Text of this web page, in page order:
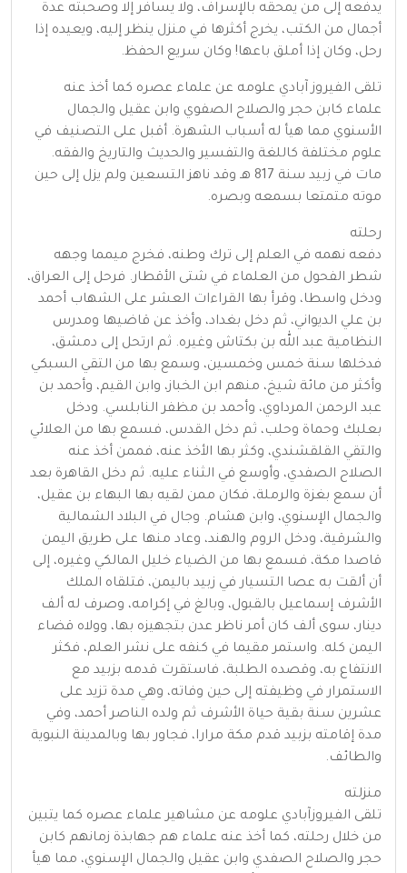
يدفعه إلى من يمحقه بالإسراف، ولا يسافر إلا وصحبته عدة
أجمال من الكتب، يخرج أكثرها في منزل ينظر إليه، ويعيده إذا
رحل، وكان إذا أملق باعها! وكان سريع الحفظ.
تلقى الفيروز آبادي علومه عن علماء عصره كما أخذ عنه
علماء كابن حجر والصلاح الصفوي وابن عقيل والجمال
الأسنوي مما هيأ له أسباب الشهرة. أقبل على التصنيف في
علوم مختلفة كاللغة والتفسير والحديث والتاريخ والفقه.
مات في زبيد سنة 817 هـ وقد ناهز التسعين ولم يزل إلى حين
موته متمتعا بسمعه وبصره.
رحلته
دفعه نهمه في العلم إلى ترك وطنه، فخرج ميمما وجهه
شطر الفحول من العلماء في شتى الأقطار. فرحل إلى العراق،
ودخل واسطا، وقرأ بها القراءات العشر على الشهاب أحمد
بن علي الديواني، ثم دخل بغداد، وأخذ عن قاضيها ومدرس
النظامية عبد الله بن بكتاش وغيره. ثم ارتحل إلى دمشق،
فدخلها سنة خمس وخمسين، وسمع بها من التقي السبكي
وأكثر من مائة شيخ، منهم ابن الخباز، وابن القيم، وأحمد بن
عبد الرحمن المرداوي، وأحمد بن مظفر النابلسي. ودخل
بعلبك وحماة وحلب، ثم دخل القدس، فسمع بها من العلائي
والتقي القلقشندي، وكثر بها الأخذ عنه، فممن أخذ عنه
الصلاح الصفدي، وأوسع في الثناء عليه. ثم دخل القاهرة بعد
أن سمع بغزة والرملة، فكان ممن لقيه بها البهاء بن عقيل،
والجمال الإسنوي، وابن هشام. وجال في البلاد الشمالية
والشرقية، ودخل الروم والهند، وعاد منها على طريق اليمن
قاصدا مكة، فسمع بها من الضياء خليل المالكي وغيره، إلى
أن ألقت به عصا التسيار في زبيد باليمن، فتلقاه الملك
الأشرف إسماعيل بالقبول، وبالغ في إكرامه، وصرف له ألف
دينار، سوى ألف كان أمر ناظر عدن بتجهيزه بها، وولاه قضاء
اليمن كله. واستمر مقيما في كنفه على نشر العلم، فكثر
الانتفاع به، وقصده الطلبة، فاستقرت قدمه بزبيد مع
الاستمرار في وظيفته إلى حين وفاته، وهي مدة تزيد على
عشرين سنة بقية حياة الأشرف ثم ولده الناصر أحمد، وفي
مدة إقامته بزبيد قدم مكة مرارا، فجاور بها وبالمدينة النبوية
والطائف.
منزلته
تلقى الفيروزآبادي علومه عن مشاهير علماء عصره كما يتبين
من خلال رحلته، كما أخذ عنه علماء هم جهابذة زمانهم كابن
حجر والصلاح الصفدي وابن عقيل والجمال الإسنوي، مما هيأ